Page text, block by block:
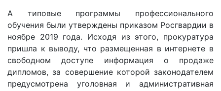
А типовые программы профессионального
обучения были утверждены приказом Росгвардии в
ноябре 2019 года. Исходя из этого, прокуратура
пришла к выводу, что размещенная в интернете в
свободном доступе информация о продаже
дипломов, за совершение которой законодателем
предусмотрена уголовная и административная